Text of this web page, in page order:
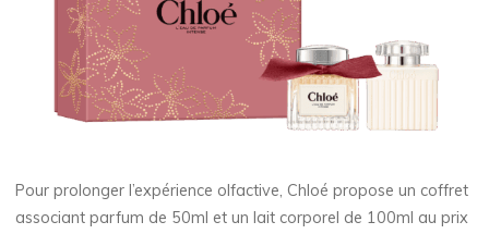
Pour prolonger l’expérience olfactive, Chloé propose un coffret
associant parfum de 50ml et un lait corporel de 100ml au prix